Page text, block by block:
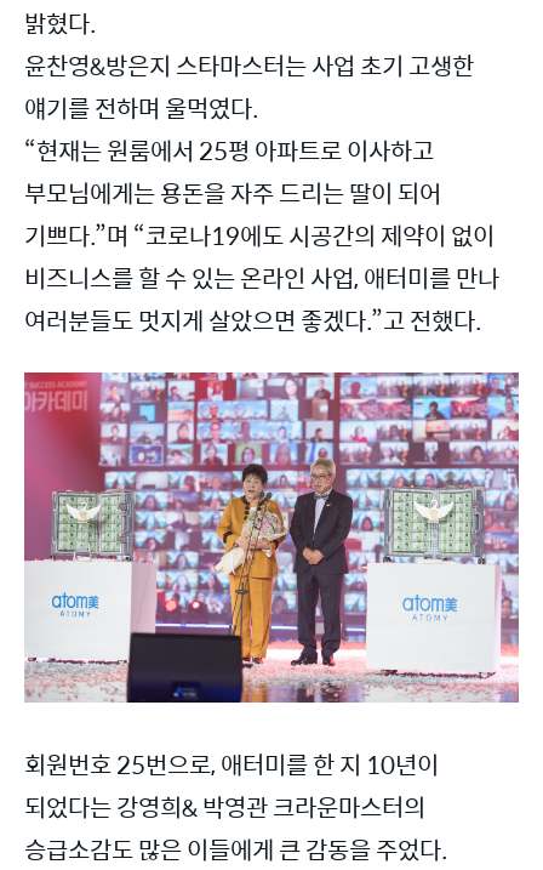
밝혔다.
윤찬영&방은지 스타마스터는 사업 초기 고생한
얘기를 전하며 울먹였다.
“현재는 원룸에서 25평 아파트로 이사하고
부모님에게는 용돈을 자주 드리는 딸이 되어
기쁘다.”며 “코로나19에도 시공간의 제약이 없이
비즈니스를 할 수 있는 온라인 사업, 애터미를 만나
여러분들도 멋지게 살았으면 좋겠다.”고 전했다.
회원번호 25번으로, 애터미를 한 지 10년이
되었다는 강영희& 박영관 크라운마스터의
승급소감도 많은 이들에게 큰 감동을 주었다.